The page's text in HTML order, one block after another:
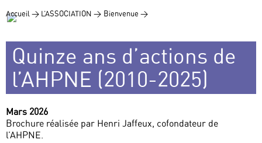
Accueil > L’ASSOCIATION > Bienvenue >
Quinze ans d’actions de
l’AHPNE (2010-2025)
Mars 2026
Brochure réalisée par Henri Jaffeux, cofondateur de
l’AHPNE.